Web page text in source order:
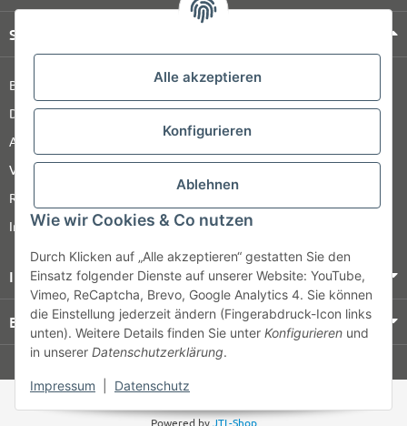
Alle akzeptieren
Konfigurieren
Ablehnen
Wie wir Cookies & Co nutzen
Durch Klicken auf „Alle akzeptieren“ gestatten Sie den
Einsatz folgender Dienste auf unserer Website: YouTube,
Vimeo, ReCaptcha, Brevo, Google Analytics 4. Sie können
die Einstellung jederzeit ändern (Fingerabdruck-Icon links
unten). Weitere Details finden Sie unter Konfigurieren und
in unserer Datenschutzerklärung.
Impressum Datenschutz
Shop Service
Barrierefreiheitserklärung
Datenschutz
AGB
Versandinformationen
Retour
Impressum
Informationen
Bezahlung & Versand
© HOZ MEDI WERK
* Alle Preise zzgl. gesetzlicher USt., zzgl.
Powered byJTL-Shop